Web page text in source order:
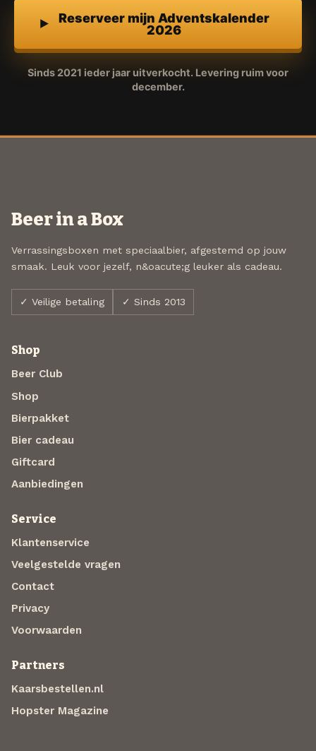
Reserveer mijn Adventskalender
2026
Sinds 2021 ieder jaar uitverkocht. Levering ruim voor
december.
Beer in a Box
Verrassingsboxen met speciaalbier, afgestemd op jouw
smaak. Leuk voor jezelf, n&oacute;g leuker als cadeau.
✓ Veilige betaling ✓ Sinds 2013
Shop
Beer Club
Shop
Bierpakket
Bier cadeau
Giftcard
Aanbiedingen
Service
Klantenservice
Veelgestelde vragen
Contact
Privacy
Voorwaarden
Partners
Kaarsbestellen.nl
Hopster Magazine